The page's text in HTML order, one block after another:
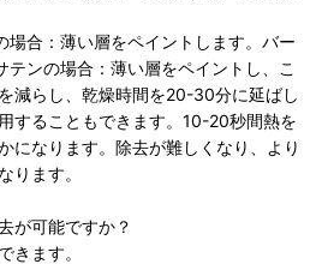
合：薄い層をペイントします。バー
テンの場合：薄い層をペイントし、こ
減らし、乾燥時間を20-30分に延ばし
することもできます。10-20秒間熱を
になります。除去が難しくなり、より
ります。
が可能ですか？
きます。